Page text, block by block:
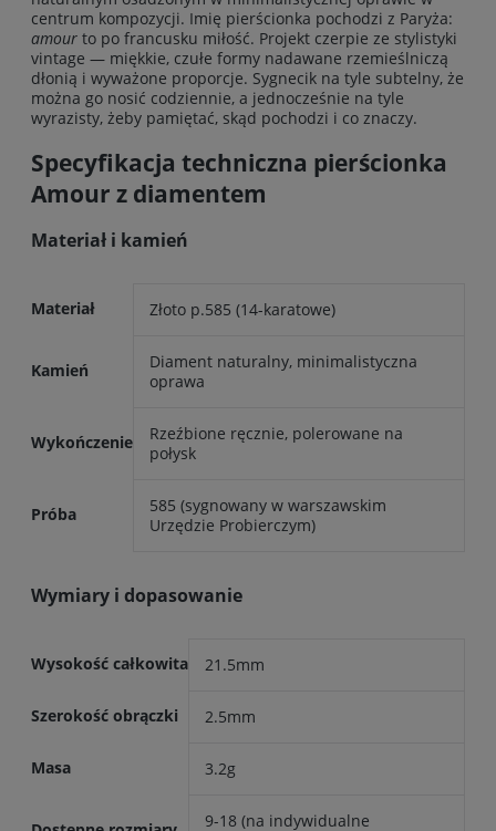
centrum kompozycji. Imię pierścionka pochodzi z Paryża:
amour to po francusku miłość. Projekt czerpie ze stylistyki
vintage — miękkie, czułe formy nadawane rzemieślniczą
dłonią i wyważone proporcje. Sygnecik na tyle subtelny, że
można go nosić codziennie, a jednocześnie na tyle
wyrazisty, żeby pamiętać, skąd pochodzi i co znaczy.
Specyfikacja techniczna pierścionka
Amour z diamentem
Materiał i kamień
Materiał Złoto p.585 (14-karatowe)
Kamień
Diament naturalny, minimalistyczna
oprawa
Wykończenie
Rzeźbione ręcznie, polerowane na
połysk
Próba
585 (sygnowany w warszawskim
Urzędzie Probierczym)
Wymiary i dopasowanie
Wysokość całkowita 21.5mm
Szerokość obrączki 2.5mm
Masa 3.2g
9-18 (na indywidualne